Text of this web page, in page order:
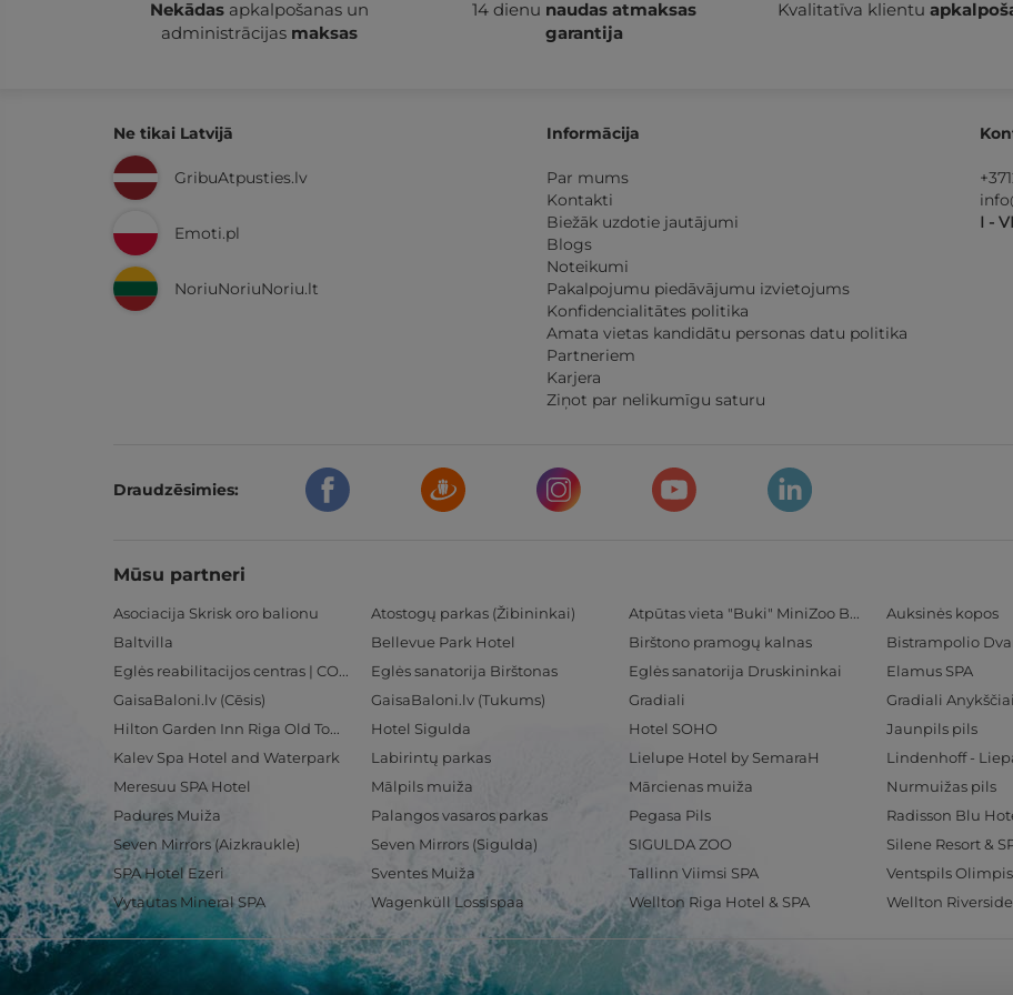
Nekādasapkalpošanas un
administrācijas maksas
14 dienu naudas atmaksas
garantija
Kvalitatīva klientu
Ne tikai Latvijā
GribuAtpusties.lv
Emoti.pl
NoriuNoriuNoriu.lt
Informācija
Par mums
Kontakti
Biežāk uzdotie jautājumi
Blogs
Noteikumi
Pakalpojumu piedāvājumu izvietojums
Konfidencialitātes politika
Amata vietas kandidātu personas datu politika
Partneriem
Karjera
Ziņot par nelikumīgu saturu
I -
Draudzēsimies:
Mūsu partneri
Asociacija Skrisk oro balionu Atostogų parkas (Žibininkai) Atpūtas vieta "Buki" MiniZoo BUKS Auksinės kopos
Baltvilla
Bellevue Park Hotel Birštono pramogų kalnas Bistrampolio
Eglės reabilitacijos centras | CORE
Eglės sanatorija Birštonas Eglės sanatorija Druskininkai Elamus SPA
GaisaBaloni.lv (Cēsis)
GaisaBaloni.lv (Tukums) Gradiali Gradiali Anykščiai
Hilton Garden Inn Riga Old Town
Hotel Sigulda Hotel SOHO Jaunpils pils
Kalev Spa Hotel and Waterpark
Labirintų parkas Lielupe Hotel by SemaraH Lindenhoff -
Meresuu SPA Hotel
Mālpils muiža Mārcienas muiža Nurmuižas pils
Padures Muiža
Palangos vasaros parkas Pegasa Pils
Seven Mirrors (Aizkraukle)
Seven Mirrors (Sigulda) SIGULDA ZOO Silene Resort &
SPA Hotel Ezeri
Sventes Muiža Tallinn Viimsi SPA
Vytautas Mineral SPA
Wagenküll Lossispaa Wellton Riga Hotel & SPA Wellton Riverside